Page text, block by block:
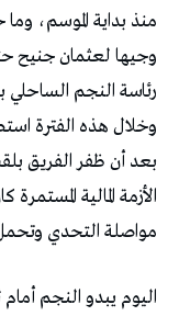
منذ بداية الموسم،
وجيها لعثمان جنيح
رئاسة النجم
وخلال هذه الفترة
بعد أن ظفر الفريق
الأزمة المالية
مواصلة التحدي وتحمل
اليوم يبدو النجم